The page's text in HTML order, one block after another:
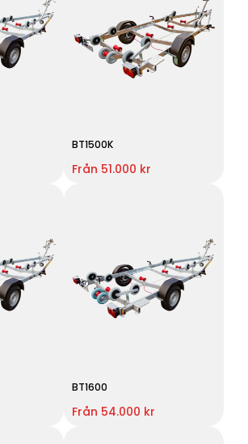
BT1500K
Från 51.000 kr
BT1600
Från 54.000 kr